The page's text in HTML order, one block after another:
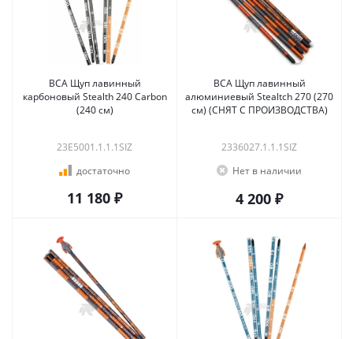
BCA Щуп лавинный
карбоновый Stealth 240 Carbon
(240 см)
23E5001.1.1.1SIZ
достаточно
11 180 ₽
BCA Щуп лавинный
алюминиевый Stealtch 270 (270
см) (СНЯТ С ПРОИЗВОДСТВА)
2336027.1.1.1SIZ
Нет в наличии
4 200 ₽